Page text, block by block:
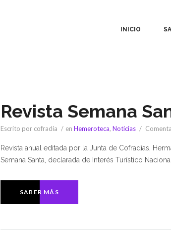
INICIO
Revista Semana
Escrito por cofradia en Hemeroteca, Noticias
Revista anual editada por la Junta de Cofradías,
Semana Santa, declarada de Interés Turístico
SABER MÁS